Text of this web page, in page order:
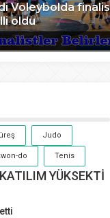
Voleybolda
oldu
Judo
do Tenis
YÜKSEKTİ